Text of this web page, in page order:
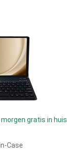
gratis in huis
Case